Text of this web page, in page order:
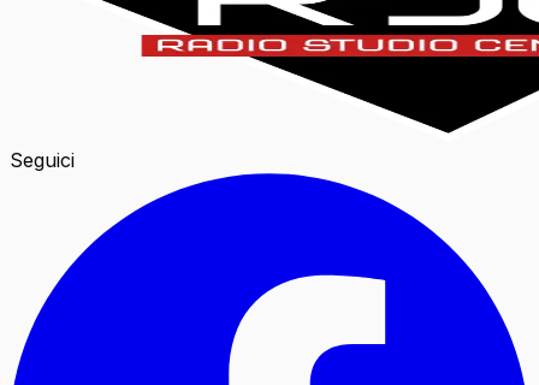
Seguici